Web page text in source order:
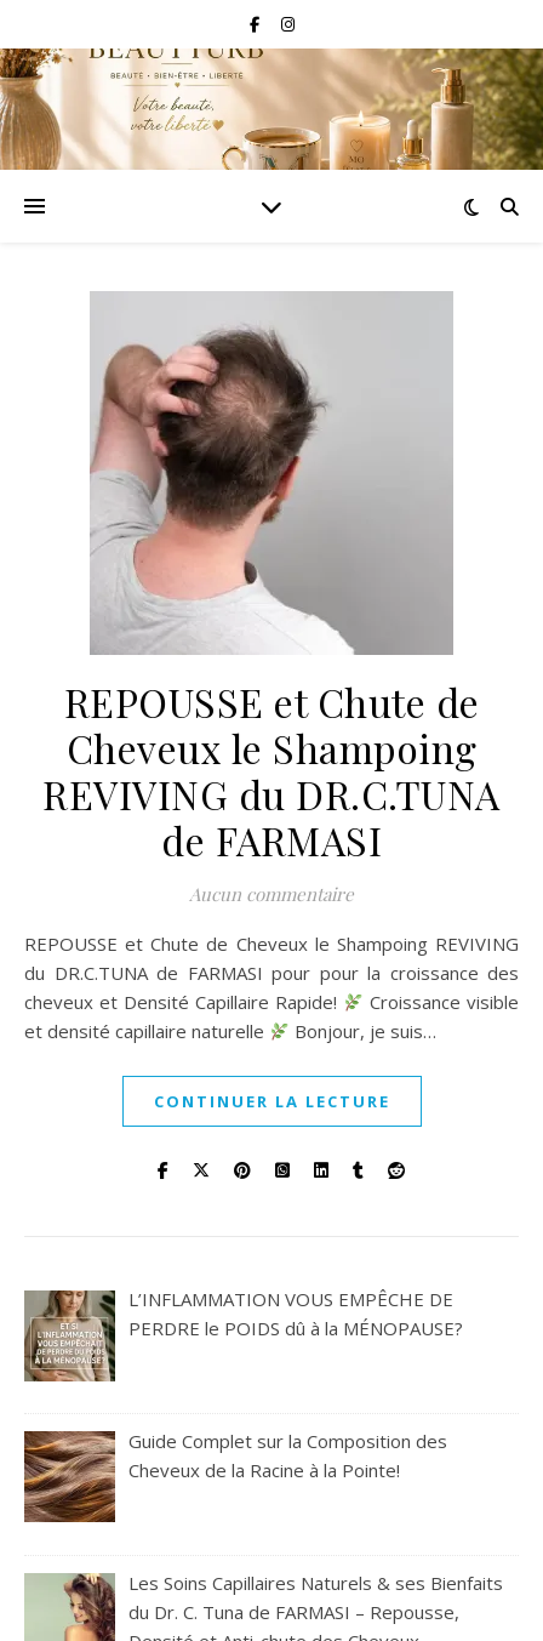
REPOUSSE et Chute de
Cheveux le Shampoing
REVIVING du DR.C.TUNA
de FARMASI
Aucun commentaire
REPOUSSE et Chute de Cheveux le Shampoing REVIVING
du DR.C.TUNA de FARMASI pour pour la croissance des
cheveux et Densité Capillaire Rapide!
Croissance visible
et densité capillaire naturelle
Bonjour, je suis…
CONTINUER LA LECTURE
L’INFLAMMATION VOUS EMPÊCHE DE
PERDRE le POIDS dû à la MÉNOPAUSE?
Guide Complet sur la Composition des
Cheveux de la Racine à la Pointe!
Les Soins Capillaires Naturels & ses Bienfaits
du Dr. C. Tuna de FARMASI – Repousse,